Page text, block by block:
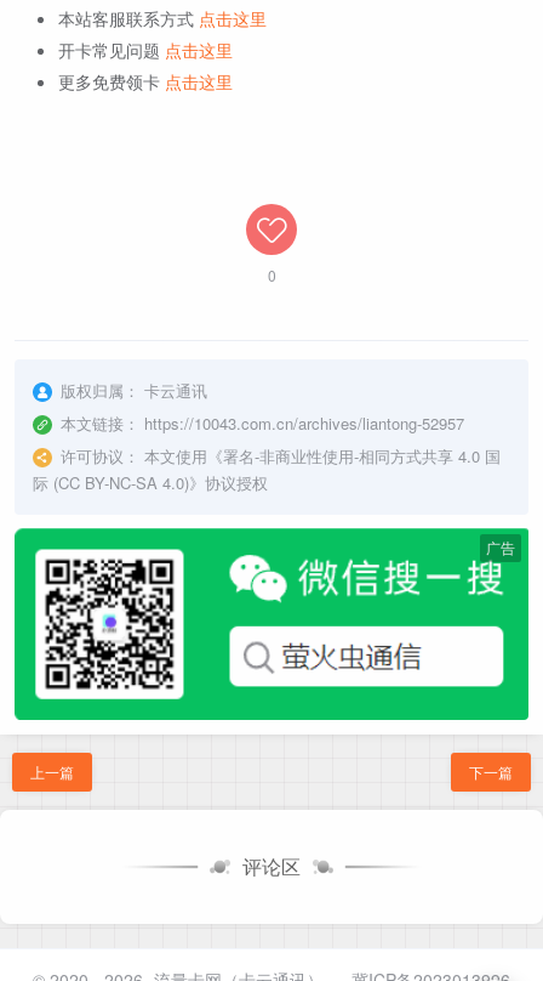
本站客服联系方式 点击这里
开卡常见问题 点击这里
更多免费领卡 点击这里
0
版权归属： 卡云通讯
本文链接： https://10043.com.cn/archives/liantong-52957
许可协议： 本文使用《署名-非商业性使用-相同方式共享 4.0 国
际 (CC BY-NC-SA 4.0)》协议授权
广告
上一篇 下一篇
评论区